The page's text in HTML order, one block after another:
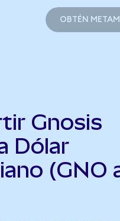
OBTÉN
Gnosis
Dólar
(GNO